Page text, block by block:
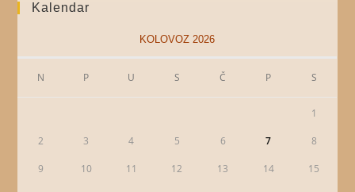
Kalendar
KOLOVOZ 2026
N P U S Č P S
1
2 3 4 5 6 7 8
9 10 11 12 13 14 15